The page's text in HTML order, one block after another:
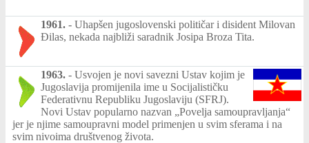
1961. - Uhapšen jugoslovenski političar i disident Milovan
Đilas, nekada najbliži saradnik Josipa Broza Tita.
1963. - Usvojen je novi savezni Ustav kojim je
Jugoslavija promijenila ime u Socijalističku
Federativnu Republiku Jugoslaviju (SFRJ).
Novi Ustav popularno nazvan „Povelja samoupravljanja“
jer je njime samoupravni model primenjen u svim sferama i na
svim nivoima društvenog života.